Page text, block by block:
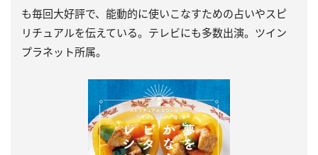
も毎回大好評で、能動的に使いこなすための占いやスピ
リチュアルを伝えている。テレビにも多数出演。ツイン
プラネット所属。